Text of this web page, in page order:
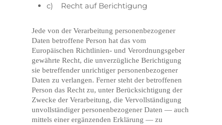
c) Recht auf Berichtigung
Jede von der Verarbeitung personenbezogener
Daten betroffene Person hat das vom
Europäischen Richtlinien- und Verordnungsgeber
gewährte Recht, die unverzügliche Berichtigung
sie betreffender unrichtiger personenbezogener
Daten zu verlangen. Ferner steht der betroffenen
Person das Recht zu, unter Berücksichtigung der
Zwecke der Verarbeitung, die Vervollständigung
unvollständiger personenbezogener Daten — auch
mittels einer ergänzenden Erklärung — zu